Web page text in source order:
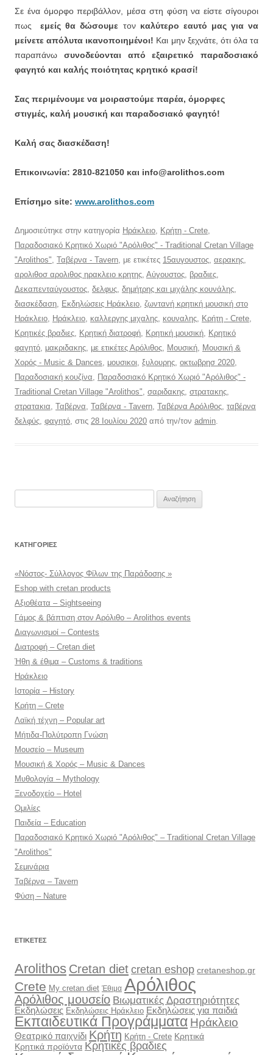
Σε ένα όμορφο περιβάλλον, μέσα στη φύση να είστε σίγουροι
πωςεμείς θα δώσουμε τον καλύτερο εαυτό μας για να
μείνετε απόλυτα ικανοποιημένοι! Και μην ξεχνάτε, ότι όλα τα
παραπάνω συνοδεύονται από εξαιρετικό παραδοσιακό
φαγητό και καλής ποιότητας κρητικό κρασί!
Σας περιμένουμε να μοιραστούμε παρέα, όμορφες
στιγμές, καλή μουσική και παραδοσιακό φαγητό!
Καλή σας διασκέδαση!
Επικοινωνία: 2810-821050 και info@arolithos.com
Eπίσημο site: www.arolithos.com
Δημοσιεύτηκε στην κατηγορία Ηράκλειο Κρήτη - Crete
Παραδοσιακό Κρητικό Χωριό "Αρόλιθος" - Traditional Cretan Village
"Arolithos" Ταβέρνα - Tavern , με ετικέτες 15αυγουστος αερακης
αρολιθοσ αρολιθος ηρακλειο κρητης Αύγουστος βραδιες
Δεκαπενταύγουστος δελφυς δημήτρης και μιχάλης κουνάλης
διασκέδαση Εκδηλώσεις Ηράκλειο ζωντανή κρητική μουσική στο
Ηράκλειο Ηράκλειο καλλεργης μιχαλης κουναλης Κρήτη - Crete
Κρητικές βραδιες Κρητική διατροφή Κρητική μουσική Κρητικό
φαγητό μακριδακης με ετικέτες Αρόλιθος Μουσική Μουσική &
Χορός - Music & Dances
μουσικοι ξυλουρης οκτωβρησ 2020
Παραδοσιακή κουζίνα
Παραδοσιακό Κρητικό Χωριό "Αρόλιθος" -
Traditional Cretan Village "Arolithos" σαριδακης στρατακης
στρατακια Ταβέρνα Ταβέρνα - Tavern Ταβέρνα Αρόλιθος ταβέρνα
δελφύς φαγητό , στις 28 Ιουλίου 2020 από την/τον admin
για:
KΑΤΗΓΟΡΊΕΣ
«Νόστος- Σύλλογος Φίλων της Παράδοσης »
Eshop with cretan products
Αξιοθέατα – Sightseeing
Γάμος & βάπτιση στον Αρόλιθο – Arolithos events
Διαγωνισμοί – Contests
Διατροφή – Cretan diet
Ήθη & έθιμα – Customs & traditions
Ηράκλειο
Ιστορία – History
Κρήτη – Crete
Λαϊκή τέχνη – Popular art
Μήτιδα-Πολύτροπη Γνώση
Μουσείο – Museum
Μουσική & Χορός – Music & Dances
Μυθολογία – Mythology
Ξενοδοχείο – Hotel
Ομιλίες
Παιδεία – Education
Παραδοσιακό Κρητικό Χωριό "Αρόλιθος" – Traditional Cretan Village
"Arolithos"
Σεμινάρια
Ταβέρνα – Tavern
Φύση – Nature
ΕΤΙΚΈΤΕΣ
Arolithos Cretan dietcretan eshop cretaneshop.gr
Crete My cretan diet Έθιμα Αρόλιθος
Αρόλιθος μουσείο Βιωματικές Δραστηριότητες
Εκδηλώσεις Εκδηλώσεις Ηράκλειο Εκδηλώσεις για παιδιά
Εκπαιδευτικά Προγράμματα Ηράκλειο
Θεατρικό παιχνίδι Κρήτη Κρήτη - Crete Κρητικά
Κρητικά προϊόντα Κρητικές βραδιες